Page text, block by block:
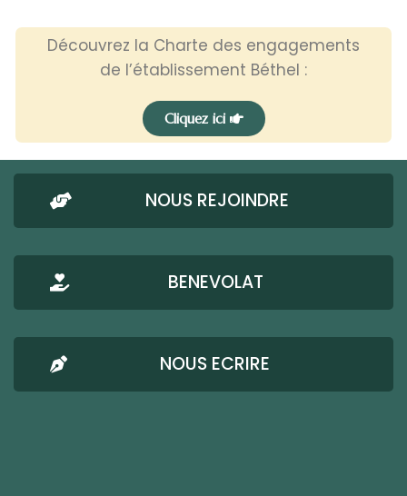
Découvrez la Charte des engagements
de l’établissement Béthel :
Cliquez ici
NOUS REJOINDRE
BENEVOLAT
NOUS ECRIRE